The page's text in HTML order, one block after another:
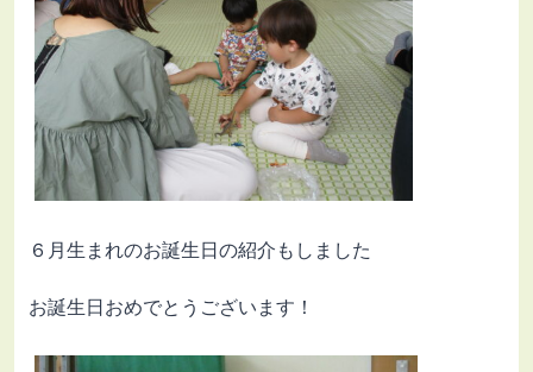
６月生まれのお誕生日の紹介もしました
お誕生日おめでとうございます！